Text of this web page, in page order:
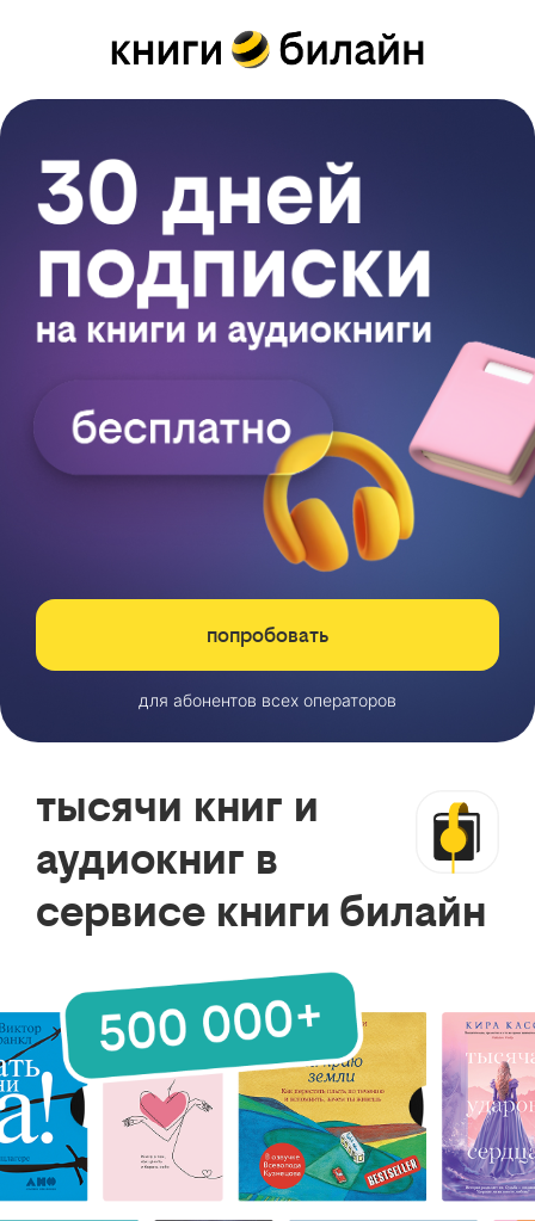
попробовать
для абонентов всех операторов
тысячи книг и
аудиокниг в
сервисе книги билайн